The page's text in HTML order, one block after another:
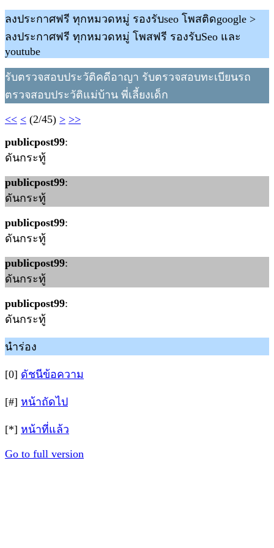
ลงประกาศฟรี ทุกหมวดหมู่ รองรับseo โพสติดgoogle >
ลงประกาศฟรี ทุกหมวดหมู่ โพสฟรี รองรับSeo และ
youtube
รับตรวจสอบประวัติคดีอาญา รับตรวจสอบทะเบียนรถ
ตรวจสอบประวัติแม่บ้าน พี่เลี้ยงเด็ก
<< < (2/45) > >>
publicpost99:
ดันกระทู้
publicpost99:
ดันกระทู้
publicpost99:
ดันกระทู้
publicpost99:
ดันกระทู้
publicpost99:
ดันกระทู้
นำร่อง
[0] ดัชนีข้อความ
[#] หน้าถัดไป
[*] หน้าที่แล้ว
Go to full version